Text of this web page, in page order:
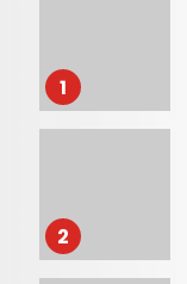
1
2